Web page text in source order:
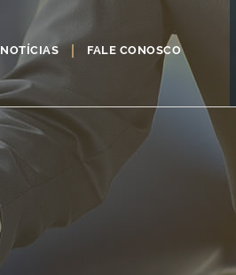
NOTÍCIAS FALE CONOSCO